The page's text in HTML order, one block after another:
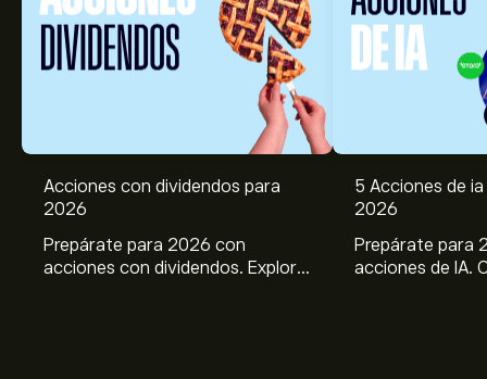
Acciones con dividendos para
2026
Prepárate para 2026 con
acciones con dividendos. Explora
5 Acciones de
2026
Prepárate para
acciones de IA.